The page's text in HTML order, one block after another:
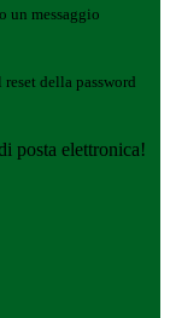
un messaggio
della password
posta elettronica!